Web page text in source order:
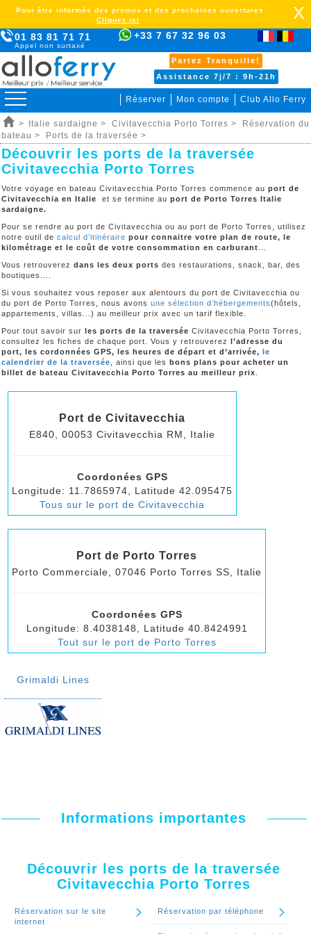
01 83 81 71 71
Appel non surtaxé
+33 7 67 32 96 03
Partez Tranquille!
Assistance 7j/7 : 9h-21h
Réserver Mon compte Club Allo Ferry
Pour être informés des promos et des prochaines ouvertures
Cliquez ici
X
> Italie sardaigne > Civitavecchia Porto Torres >
Réservation du
bateau >
Ports de la traversée >
Découvrir les ports de la traversée
Civitavecchia Porto Torres
Votre voyage en bateau Civitavecchia Porto Torres commence au port de
Civitavecchia en Italie
et se termine au port de Porto Torres Italie
sardaigne.
Pour se rendre au port de Civitavecchia ou au port de Porto Torres, utilisez
notre outil de calcul d’itinéraire pour connaitre votre plan de route, le
kilométrage et le coût de votre consommation en carburant
Vous retrouverez dans les deux ports des restaurations, snack, bar, des
boutiques....
Si vous souhaitez vous reposer aux alentours du port de Civitavecchia ou
du port de Porto Torres, nous avons une sélection d’hébergements(hôtels,
appartements, villas...) au meilleur prix avec un tarif flexible.
Pour tout savoir sur les ports de la traversée Civitavecchia Porto Torres,
consultez les fiches de chaque port. Vous y retrouverez l’adresse du
port, les cordonnées GPS, les heures de départ et d’arrivée, le
calendrier de la traversée , ainsi que les bons plans pour acheter un
billet de bateau Civitavecchia Porto Torres au meilleur prix
Port de Civitavecchia
E840, 00053 Civitavecchia RM, Italie
Coordonées GPS
Longitude: 11.7865974, Latitude 42.095475
Tous sur le port de Civitavecchia
Port de Porto Torres
Porto Commerciale, 07046 Porto Torres SS, Italie
Coordonées GPS
Longitude: 8.4038148, Latitude 40.8424991
Tout sur le port de Porto Torres
Grimaldi Lines
Informations importantes
Découvrir les ports de la traversée
Civitavecchia Porto Torres
Réservation sur le site
internet
Réservation par téléphone